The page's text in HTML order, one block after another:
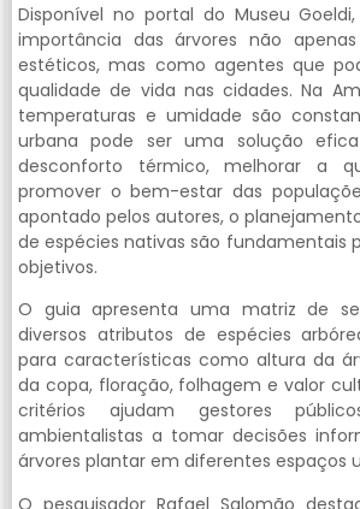
Disponível no portal do Museu
importância das árvores não
estéticos, mas como agentes que
qualidade de vida nas cidades. Na
temperaturas e umidade são
urbana pode ser uma solução
desconforto térmico, melhorar a
promover o bem-estar das
apontado pelos autores, o
de espécies nativas são fundamentais
objetivos.
O guia apresenta uma matriz de
diversos atributos de espécies
para características como altura da
da copa, floração, folhagem e valor
critérios ajudam gestores
ambientalistas a tomar decisões
árvores plantar em diferentes espaços
O pesquisador Rafael Salomão